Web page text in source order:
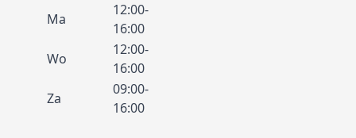
Ma
12:00-
16:00
Wo
12:00-
16:00
Za
09:00-
16:00